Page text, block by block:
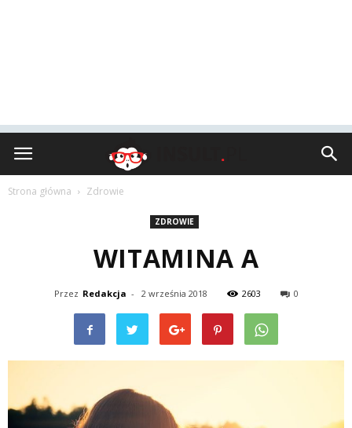
Insult.pl
Strona główna Zdrowie
ZDROWIE
WITAMINA A
Przez Redakcja - 2 września 2018 2603 0